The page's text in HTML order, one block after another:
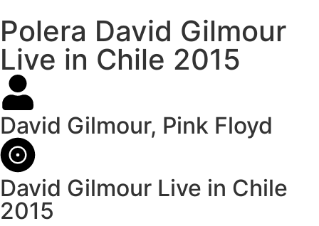
Polera David Gilmour
Live in Chile 2015
David Gilmour, Pink Floyd
David Gilmour Live in Chile
2015